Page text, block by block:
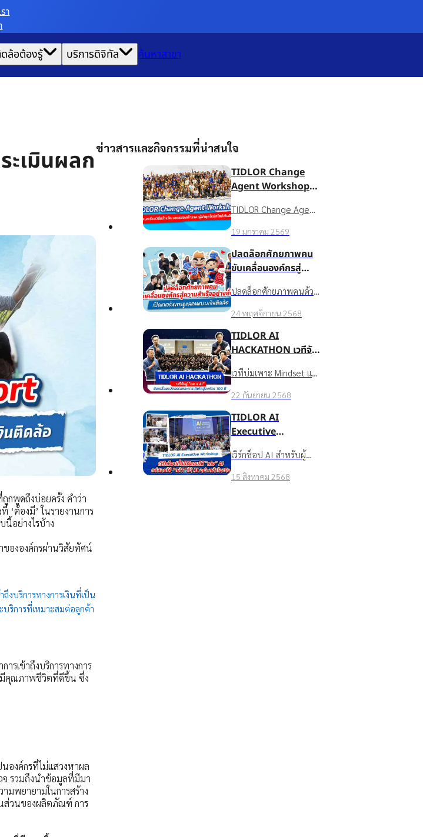
า
ล้อต้องรู้ บริการดิจิทัล ค้นหาสาขา
ะเมินผลก
กพูดถึงบ่อยครั้ง คำว่า
‘ต้องมี’ ในรายงานการ
นี้อย่างไรบ้าง
ขององค์กรผ่านวิสัยทัศน์
งบริการทางการเงินที่เป็น
ริการที่เหมาะสมต่อลูกค้า
รเข้าถึงบริการทางการ
ามีคุณภาพชีวิตที่ดีขึ้น ซึ่ง
องค์กรที่ไม่แสวงหาผล
จ รวมถึงนำข้อมูลที่มีมา
ามพยายามในการสร้าง
ส่วนของผลิตภัณฑ์ การ
ข่าวสารและกิจกรรมที่น่าสนใจ
TIDLOR Change
Agent Workshop
วัฒนธรรมองค์กรและ
ผู้นำยุคใหม่สไตล์เงิน
TIDLOR Change Agent
ศักยภาพ Culture
Gangster, Culture
Hero, Financial Mentor
Group ให้ยกระดับจาก "ผู้
ส่งสาร" สู่ "พันธมิตรผู้
รับความไว้วางใจ" เรียนรู้
การเข้าใจตัวเอง-ผู้อื่น การ
ถอดบทเรียน BIOCHAR
จากดอยตุงเพื่อนำไปใช้
องค์กรในชีวิตจริง
19 มกราคม 2569
ปลดล็อกศักยภาพคน
ขับเคลื่อนองค์กรสู่
ความสำเร็จอย่างยั่งยืน
เปิดแนวคิดการดูแลคน
แบบเงินติดล้อ
ปลดล็อกศักยภาพคนด้วย
ติดล้อ: Upskill/Reskill
พนักงานด้วย
ประสบการณ์จริง และจาก
Wellbeing ของพนักงาน
ครบมิติ และ TIDLOR AI
ให้ชาวเงินติดล้อได้กล้า
ลองจริง
24 พฤศจิกายน 2568
TIDLOR AI
HACKATHON เวทีจับ
คู่ “คน × AI” ให้เป็นตัว
ขับเคลื่อนนวัตกรรมและ
การเติบโตสู่องค์กร 100
เวทีบ่มเพาะ Mindset และ
สู่
POC→Pilot→Production
ให้พนักงาน IT/Non-IT ใช้
โปร่งใส มีเมนเทอร์สปอน
เซอร์หนุน
22 กันยายน 2568
TIDLOR AI
Executive
Workshop เวิร์กช็อป
ที่ไม่ได้สอนให้ “เก่ง” AI
แต่สอนให้ “กล้า” ใช้ AI
เวิร์กช็อป AI สำหรับผู้
สายงานของเงินติดล้อ
15 สิงหาคม 2568